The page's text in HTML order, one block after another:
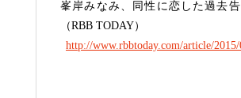
峯岸みなみ、同性に恋した過去
（RBB TODAY）
http://www.rbbtoday.com/article/